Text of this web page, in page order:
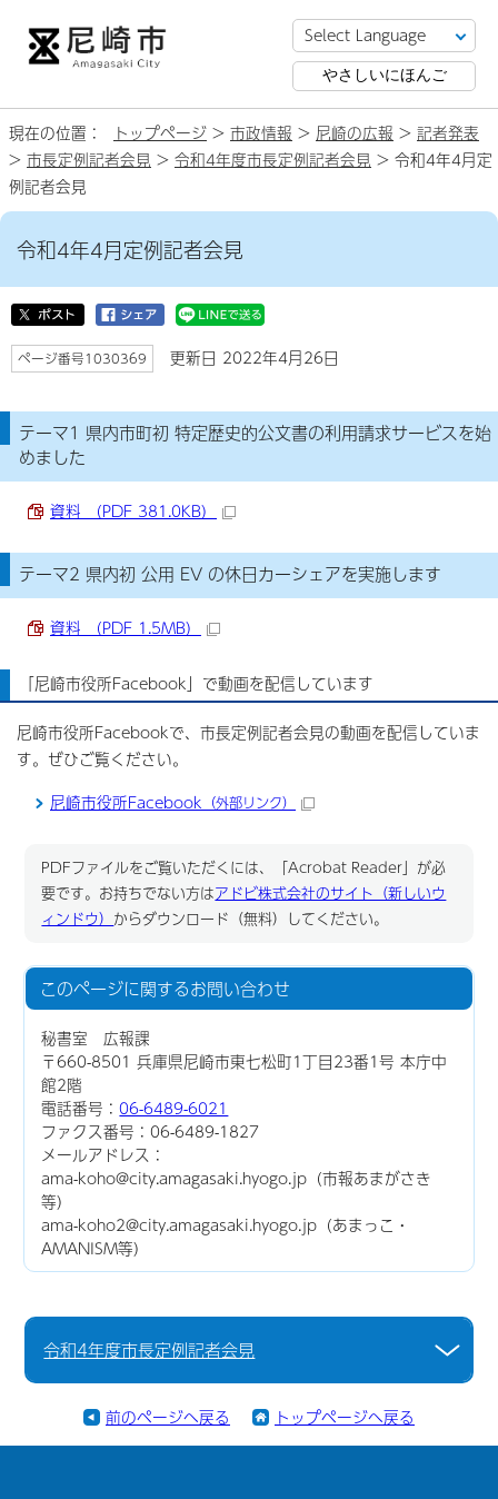
やさしいにほんご
現在の位置： トップページ > 市政情報 > 尼崎の広報 > 記者発表
> 市長定例記者会見 > 令和4年度市長定例記者会見 > 令和4年4月定
例記者会見
令和4年4月定例記者会見
ページ番号1030369 更新日 2022年4月26日
テーマ1 県内市町初 特定歴史的公文書の利用請求サービスを始
めました
資料 （PDF 381.0KB）
テーマ2 県内初 公用 EV の休日カーシェアを実施します
資料 （PDF 1.5MB）
「尼崎市役所Facebook」で動画を配信しています
尼崎市役所Facebookで、市長定例記者会見の動画を配信していま
す。ぜひご覧ください。
尼崎市役所Facebook （外部リンク）
PDFファイルをご覧いただくには、「Acrobat Reader」が必
要です。お持ちでない方はアドビ株式会社のサイト（新しいウ
ィンドウ） からダウンロード（無料）してください。
このページに関するお問い合わせ
秘書室 広報課
〒660-8501 兵庫県尼崎市東七松町1丁目23番1号 本庁中
館2階
電話番号：06-6489-6021
ファクス番号：06-6489-1827
メールアドレス：
ama-koho@city.amagasaki.hyogo.jp（市報あまがさき
等）
ama-koho2@city.amagasaki.hyogo.jp（あまっこ・
AMANISM等）
令和4年度市長定例記者会見
前のページへ戻る トップページへ戻る